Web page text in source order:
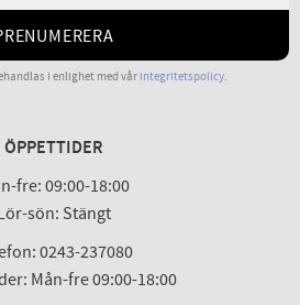
i enlighet med vår integritetspolicy.
ÖPPETTIDER
fre: 09:00-18:00
sön: Stängt
0243-237080
Mån-fre 09:00-18:00